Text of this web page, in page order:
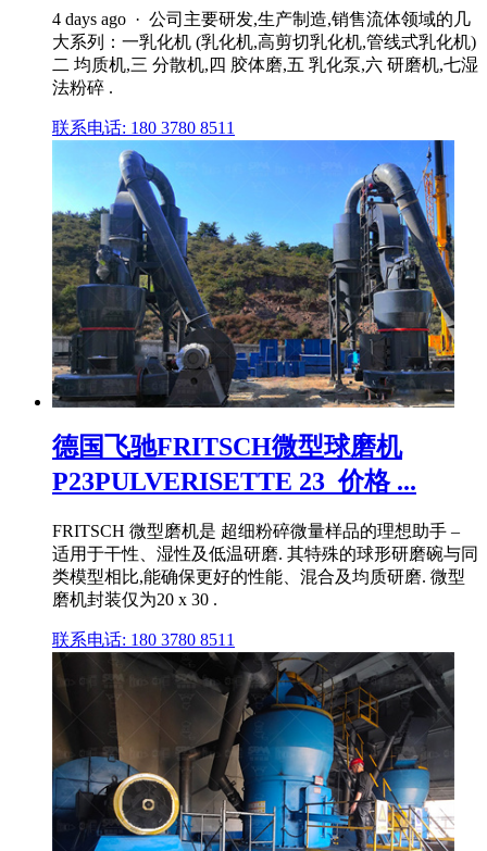
4 days ago · 公司主要研发,生产制造,销售流体领域的几
大系列：一乳化机 (乳化机,高剪切乳化机,管线式乳化机)
二 均质机,三 分散机,四 胶体磨,五 乳化泵,六 研磨机,七湿
法粉碎 .
联系电话: 180 3780 8511
德国飞驰FRITSCH微型球磨机
P23PULVERISETTE 23_价格 ...
FRITSCH 微型磨机是 超细粉碎微量样品的理想助手 –
适用于干性、湿性及低温研磨. 其特殊的球形研磨碗与同
类模型相比,能确保更好的性能、混合及均质研磨. 微型
磨机封装仅为20 x 30 .
联系电话: 180 3780 8511